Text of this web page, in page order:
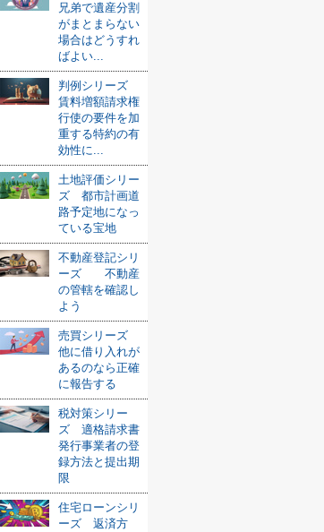
兄弟で遺産分割
がまとまらない
場合はどうすれ
ばよい...
判例シリーズ
賃料増額請求権
行使の要件を加
重する特約の有
効性に...
土地評価シリー
ズ 都市計画道
路予定地になっ
ている宝地
不動産登記シリ
ーズ 不動産
の管轄を確認し
よう
売買シリーズ
他に借り入れが
あるのなら正確
に報告する
税対策シリー
ズ 適格請求書
発行事業者の登
録方法と提出期
限
住宅ローンシリ
ーズ 返済方